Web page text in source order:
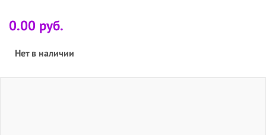
0.00 руб.
Нет в наличии